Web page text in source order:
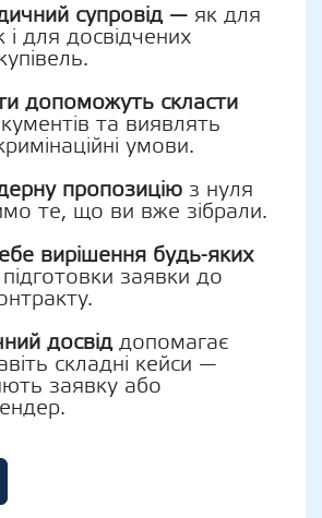
супровід — як для
і для досвідчених
допоможуть скласти
та виявлять
умови.
пропозицію з нуля
те, що ви вже зібрали.
вирішення будь-яких
підготовки заявки до
досвіддопомагає
складні кейси —
заявку або